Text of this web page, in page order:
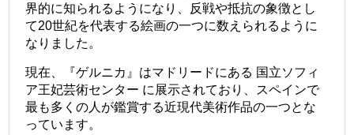
界的に知られるようになり、反戦や抵抗の象徴とし
て20世紀を代表する絵画の一つに数えられるように
なりました。
現在、『ゲルニカ』はマドリードにある 国立ソフィ
ア王妃芸術センター に展示されており、スペインで
最も多くの人が鑑賞する近現代美術作品の一つとな
っています。